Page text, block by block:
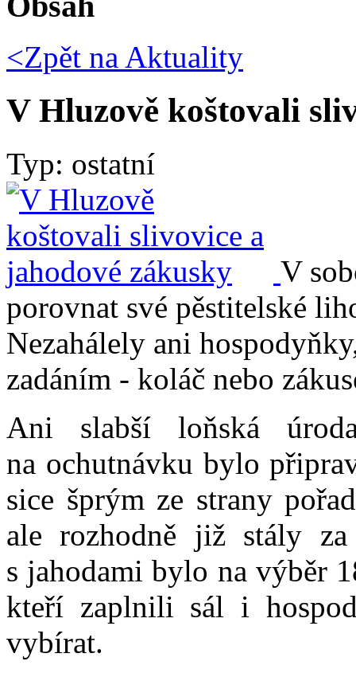
<Zpět na Aktuality
V Hluzově koštovali
Typ: ostatní
V
porovnat své pěstitelské
Nezahálely ani
zadáním - koláč nebo
Ani slabší loňská
na ochutnávku bylo
sice šprým ze strany
ale rozhodně již stály
s jahodami bylo na výběr
kteří zaplnili sál i
vybírat.